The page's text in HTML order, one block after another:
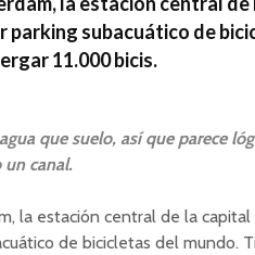
parking subacuático de
11.000 bicis.
que suelo, así que parece
canal.
la estación central de la capital
de bicicletas del mundo.